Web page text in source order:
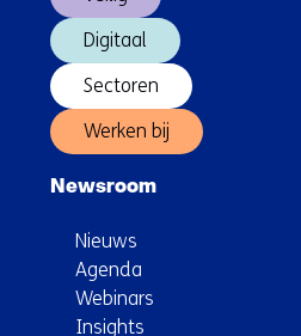
Digitaal
Sectoren
Werken bij
Newsroom
Nieuws
Agenda
Webinars
Insights